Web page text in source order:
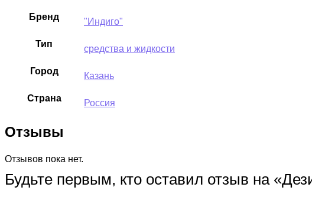
Бренд "Индиго"
Тип средства и жидкости
Город Казань
Страна Россия
Отзывы
Отзывов пока нет.
Будьте первым, кто оставил отзыв на